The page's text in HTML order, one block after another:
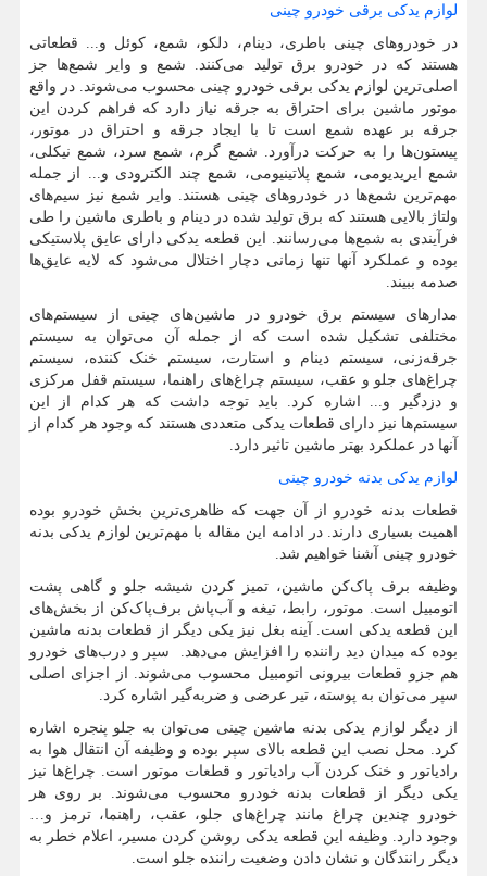
لوازم یدکی برقی خودرو چینی
در خودروهای چینی باطری، دینام، دلکو، شمع، کوئل و... قطعاتی
هستند که در خودرو برق تولید می‌کنند. شمع و وایر شمع‌ها جز
اصلی‌ترین لوازم یدکی برقی خودرو چینی محسوب می‌شوند. در واقع
موتور ماشین برای احتراق به جرقه نیاز دارد که فراهم کردن این
جرقه بر عهده شمع است تا با ایجاد جرقه و احتراق در موتور،
پیستون‌ها را به حرکت در‌آورد. شمع گرم، شمع سرد، شمع نیکلی،
شمع ایریدیومی، شمع پلاتینیومی، شمع‌ چند الکترودی و... از جمله
مهم‌‌ترین شمع‌ها در خودروهای چینی هستند. وایر شمع نیز سیم‌های
ولتاژ بالایی هستند که برق تولید شده در دینام و باطری ماشین را طی
فرآیندی به شمع‌ها می‌رسانند. این قطعه یدکی دارای عایق پلاستیکی
بوده و عملکرد آنها تنها زمانی دچار اختلال می‌شود که لایه عایق‌ها
صدمه ببیند.
مدارهای سیستم برق خودرو در ماشین‌های چینی از سیستم‌های
مختلفی تشکیل شده است که از جمله آن می‌توان به سیستم
جرقه‌زنی، سیستم دینام و استارت، سیستم خنک کننده، سیستم
چراغ‌های جلو و عقب، سیستم چراغ‌های راهنما، سیستم قفل مرکزی
و دزدگیر و... اشاره کرد. باید توجه داشت که هر کدام از این
سیستم‌ها نیز دارای قطعات یدکی متعددی هستند که وجود هر کدام از
آنها در عملکرد بهتر ماشین تاثیر دارد.
لوازم یدکی بدنه خودرو چینی
قطعات بدنه خودرو از آن جهت که ظاهری‌ترین بخش خودرو بوده
اهمیت بسیاری دارند. در ادامه این مقاله با مهم‌ترین لوازم یدکی بدنه
خودرو چینی آشنا خواهیم شد.
وظیفه برف ‌پاک‌کن ماشین، تمیز کردن شیشه جلو و گاهی پشت
اتومبیل است. موتور، رابط، تیغه و آب‌پاش برف‌پاک‌‌کن از بخش‌های
این قطعه یدکی است. آینه بغل نیز یکی دیگر از قطعات بدنه ماشین
بوده که میدان دید راننده را افزایش می‌دهد. سپر و درب‌های خودرو
هم جزو قطعات بیرونی اتومبیل محسوب می‌شوند. از اجزای اصلی
سپر می‌توان به پوسته، تیر عرضی و ضربه‌گیر اشاره کرد.
از دیگر لوازم یدکی بدنه ماشین چینی می‌توان به جلو پنجره اشاره
کرد. محل نصب این قطعه بالای سپر بوده و وظیفه آن انتقال هوا به
رادیاتور و خنک کردن آب رادیاتور و قطعات موتور است. چراغ‌ها نیز
یکی دیگر از قطعات بدنه خودرو محسوب می‌شوند. بر روی هر
خودرو چندین چراغ مانند چراغ‌های جلو، عقب، راهنما، ترمز و…
وجود دارد. وظیفه این قطعه یدکی روشن کردن مسیر، اعلام خطر به
دیگر رانندگان و نشان دادن وضعیت راننده جلو است.